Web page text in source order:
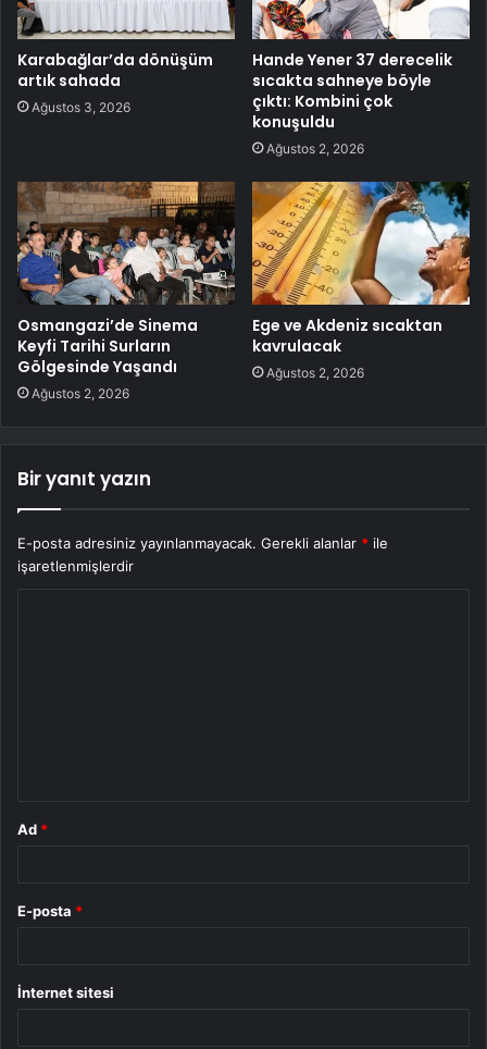
Karabağlar’da dönüşüm
artık sahada
Ağustos 3, 2026
Hande Yener 37 derecelik
sıcakta sahneye böyle
çıktı: Kombini çok
konuşuldu
Ağustos 2, 2026
Osmangazi’de Sinema
Keyfi Tarihi Surların
Gölgesinde Yaşandı
Ağustos 2, 2026
Ege ve Akdeniz sıcaktan
kavrulacak
Ağustos 2, 2026
Bir yanıt yazın
E-posta adresiniz yayınlanmayacak. Gerekli alanlar * ile
işaretlenmişlerdir
Ad *
E-posta *
İnternet sitesi